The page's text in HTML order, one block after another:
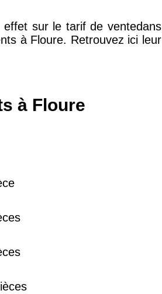
34 €
10 €
sur le tarif de ventedans
à Floure. Retrouvez ici leur
à Floure